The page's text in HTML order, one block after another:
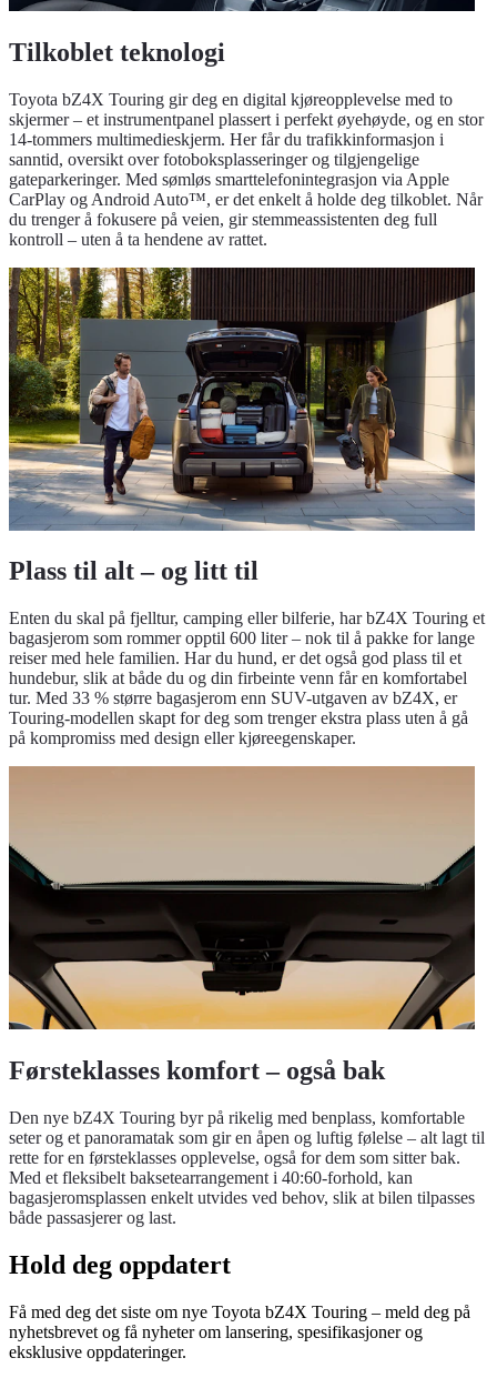
Tilkoblet teknologi
Toyota bZ4X Touring gir deg en digital kjøreopplevelse med to
skjermer – et instrumentpanel plassert i perfekt øyehøyde, og en stor
14-tommers multimedieskjerm. Her får du trafikkinformasjon i
sanntid, oversikt over fotoboksplasseringer og tilgjengelige
gateparkeringer. Med sømløs smarttelefonintegrasjon via Apple
CarPlay og Android Auto™, er det enkelt å holde deg tilkoblet. Når
du trenger å fokusere på veien, gir stemmeassistenten deg full
kontroll – uten å ta hendene av rattet.
Plass til alt – og litt til
Enten du skal på fjelltur, camping eller bilferie, har bZ4X Touring et
bagasjerom som rommer opptil 600 liter – nok til å pakke for lange
reiser med hele familien. Har du hund, er det også god plass til et
hundebur, slik at både du og din firbeinte venn får en komfortabel
tur. Med 33 % større bagasjerom enn SUV-utgaven av bZ4X, er
Touring-modellen skapt for deg som trenger ekstra plass uten å gå
på kompromiss med design eller kjøreegenskaper.
Førsteklasses komfort – også bak
Den nye bZ4X Touring byr på rikelig med benplass, komfortable
seter og et panoramatak som gir en åpen og luftig følelse – alt lagt til
rette for en førsteklasses opplevelse, også for dem som sitter bak.
Med et fleksibelt baksetearrangement i 40:60-forhold, kan
bagasjeromsplassen enkelt utvides ved behov, slik at bilen tilpasses
både passasjerer og last.
Hold deg oppdatert
Få med deg det siste om nye Toyota bZ4X Touring – meld deg på
nyhetsbrevet og få nyheter om lansering, spesifikasjoner og
eksklusive oppdateringer.